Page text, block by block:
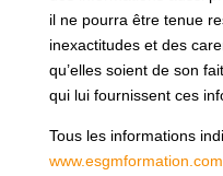
il ne pourra être tenue
inexactitudes et des
qu’elles soient de son
qui lui fournissent ces
Tous les informations
www.esgmformation.com